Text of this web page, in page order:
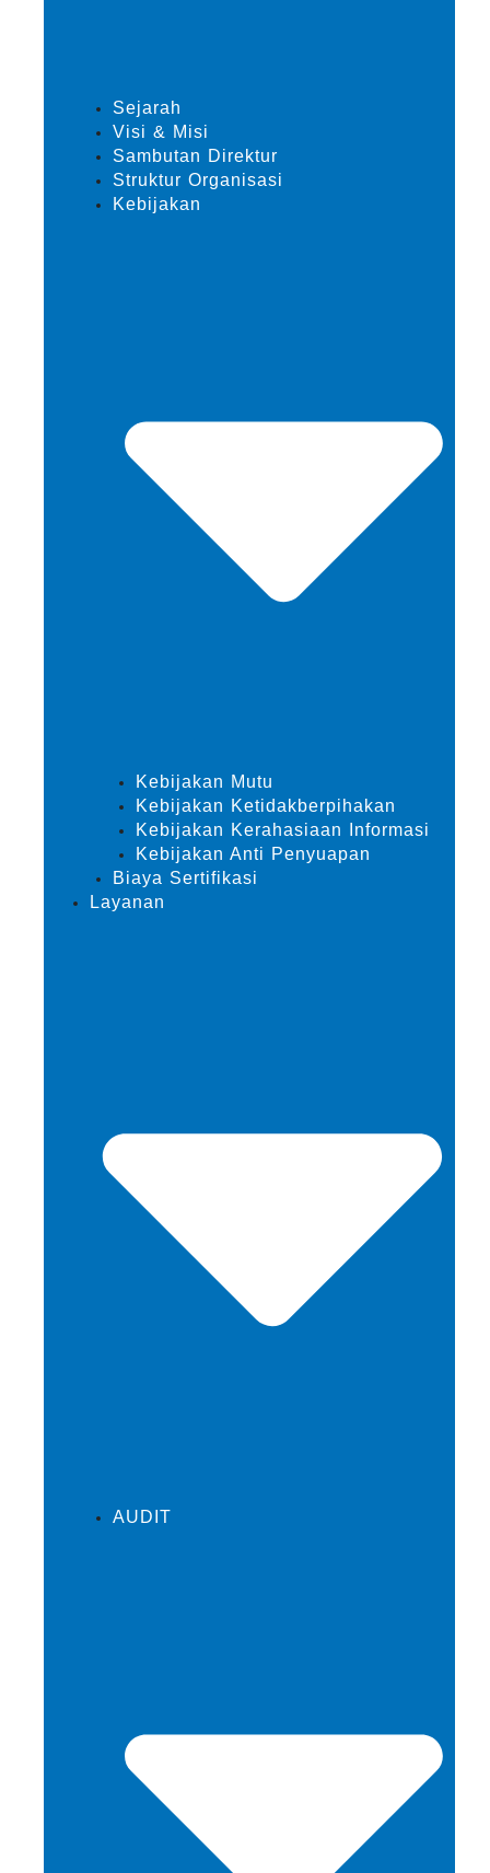
Sejarah
Visi & Misi
Sambutan Direktur
Struktur Organisasi
Kebijakan
Kebijakan Mutu
Kebijakan Ketidakberpihakan
Kebijakan Kerahasiaan Informasi
Kebijakan Anti Penyuapan
Biaya Sertifikasi
Layanan
AUDIT